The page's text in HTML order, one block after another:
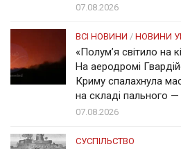
07.08.2026
ВСІ НОВИНИ / НОВИНИ
«Полум’я світило на
На аеродромі
Криму спалахнула
на складі пального
07.08.2026
СУСПІЛЬСТВО